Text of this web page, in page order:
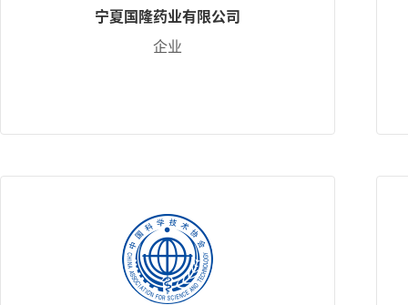
宁夏国隆药业有限公司
企业